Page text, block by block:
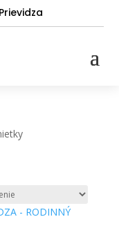
Prievidza